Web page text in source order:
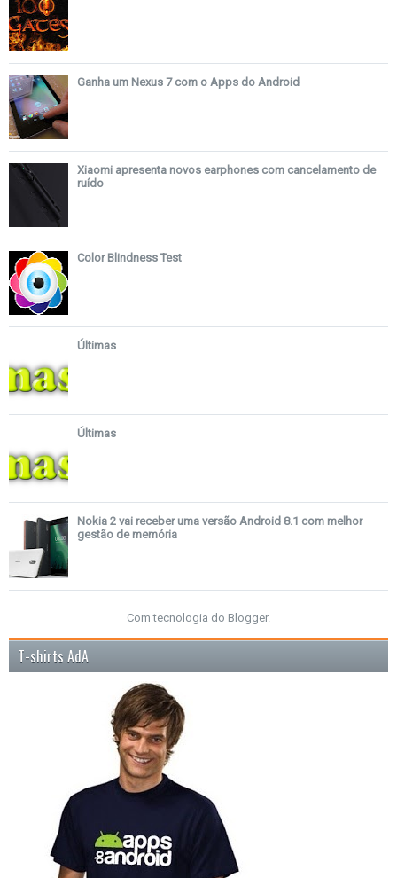
Ganha um Nexus 7 com o Apps do Android
Xiaomi apresenta novos earphones com cancelamento de
ruído
Color Blindness Test
Últimas
Últimas
Nokia 2 vai receber uma versão Android 8.1 com melhor
gestão de memória
Com tecnologia do Blogger.
T-shirts AdA